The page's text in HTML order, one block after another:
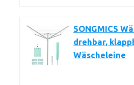
SONGMICS
drehbar,
Wäscheleine